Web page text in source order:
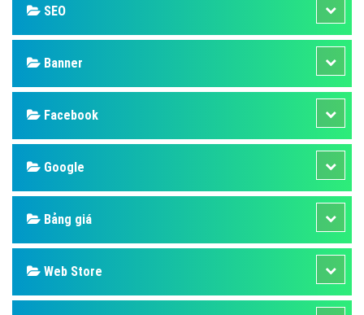
SEO
Banner
Facebook
Google
Bảng giá
Web Store